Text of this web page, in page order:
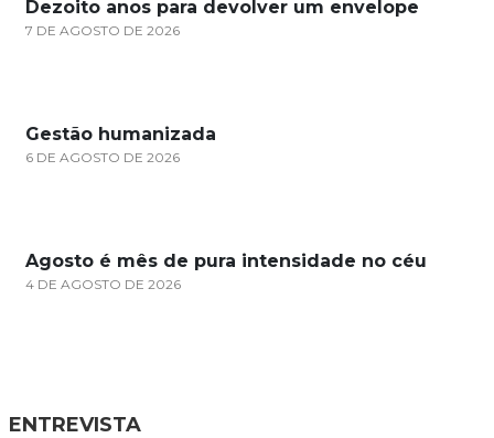
Dezoito anos para devolver um envelope
7 DE AGOSTO DE 2026
Gestão humanizada
6 DE AGOSTO DE 2026
Agosto é mês de pura intensidade no céu
4 DE AGOSTO DE 2026
ENTREVISTA